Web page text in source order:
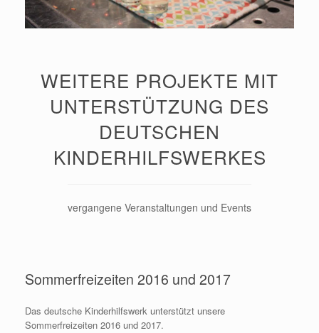
WEITERE PROJEKTE MIT
UNTERSTÜTZUNG DES
DEUTSCHEN
KINDERHILFSWERKES
vergangene Veranstaltungen und Events
Sommerfreizeiten 2016 und 2017
Das deutsche Kinderhilfswerk unterstützt unsere
Sommerfreizeiten 2016 und 2017.